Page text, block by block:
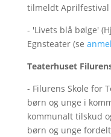
tilmeldt Aprilfestival
- 'Livets blå bølge'
Egnsteater (se
Teaterhuset
- Filurens Skole for
børn og unge i
kommunalt tilskud
børn og unge